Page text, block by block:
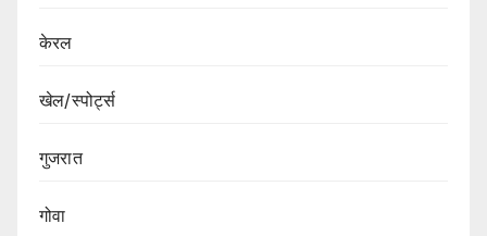
केरल
खेल/स्पोर्ट्स
गुजरात
गोवा